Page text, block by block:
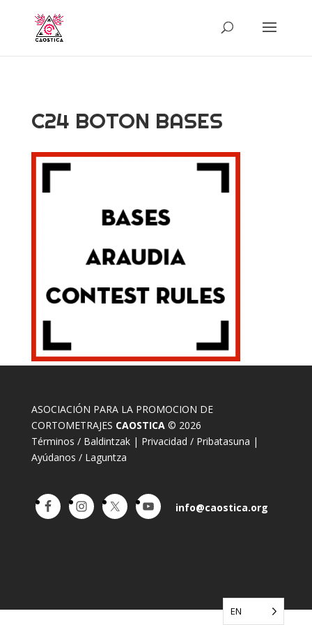
C24 BOTON BASES
ASOCIACIÓN PARA LA PROMOCION DE
CORTOMETRAJES CAOSTICA© 2026
Términos / Baldintzak| Privacidad / Pribatasuna |
Ayúdanos / Laguntza
info@caostica.org
EN